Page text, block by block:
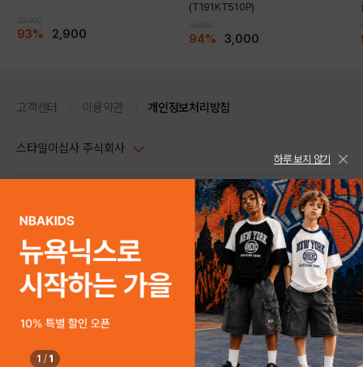
93% 2,900
(T191KT510P)
94% 3,000
고객센터 이용약관 개인정보처리방침
스타일이십사 주식회사
주소 : 서울시 강남구 논현로 633, 6층 (논현동, 한세엠케이빌딩)
사업자등록번호 : 116-81-32499
통신판매업신고번호 : 제 2024-서울강남-04239
개인정보보호책임자 : 배기영
호스팅 서비스 : 스타일이십사㈜
고객센터 1544-5336(평일 09:00~ 18:00 토/일/공휴일 휴무)
스타일24 고객센터 1544-5336
평일 09:00~ 18:00 (토/일/공휴일 휴무)
help Email : help@style24.com
COPYRIGHTⓒ2021 STYLE24 ALL RIGHTS RESERVED.
하루 보지 않기
1 / 1